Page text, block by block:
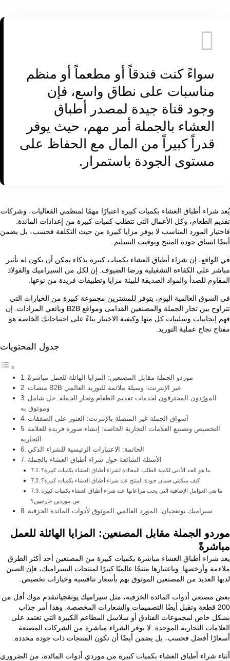
سواءً كنت فندقاً أو مطعماً أو منظم
مناسبات على نطاق واسع، فإن
وجود قناة جيدة لمصدر أطباق
العشاء بالجملة أمر مهم، حيث يوفر
قدراً كبيراً من المال مع الحفاظ على
مستوى الجودة باستمرار.
يُعد شراء أطباق العشاء بكميات كبيرة اعتبارًا مهمًا لمنظمي الفعاليات، وشركات
تقديم الطعام، وكل الأعمال التي تتطلب كميات كبيرة من إعدادات المائدة.
فاختيار المورد المناسب لا يوفر مزايا كبيرة من حيث التكلفة فحسب، بل يضمن
أيضًا اتساق جودة المنتج وتوقيت التسليم.
في الواقع، إن شراء أطباق العشاء بكميات كبيرة بذكاء يمكن أن يكون له تأثير
مباشر على الكفاءة التشغيلية ورضا الضيوف. إن لكل من السيراميك والفولاذ
المقاوم للصدأ والمواد الصديقة للبيئة مزايا وتطبيقات فريدة من نوعها.
في السوق العالمية اليوم، يتوفر للمشترين مجموعة كبيرة من الخيارات التي
تتراوح بين تجار الجملة والمصنعين القدامى ومواقع B2B وبائعي المزادات. إن
فهم إيجابيات وسلبيات كل منها وكيفية الاختيار بناءً على احتياجاتك الخاصة هو
مفتاح نجاح عملية التوريد.
جدول المحتويات
موردو الجملة مقابل المصنعين: المزايا الهائلة للعمل مباشرةً
منصات B2B عبر الإنترنت: وسيلة ملائمة للتوريد العالمي
المورّدون المحترفون لخدمات تقديم الطعام وتجار الجملة: حل شامل
وموثوق به
أسواق الجملة غير المتصلة بالإنترنت: العثور على الصفقات
التخصيص وتصنيع العلامات التجارية الخاصة: إنشاء صورة فريدة للعلامة
التجارية
الخاتمة: الاعتبارات الرئيسية للشراء الذكي
الأسئلة الشائعة حول شراء أطباق العشاء بالجملة
ما هو الحد الأدنى لكمية الطلب المعتادة لشراء أطباق العشاء بكميات كبيرة؟
كيف يمكنني ضمان جودة المنتج عند شراء أطباق العشاء بكميات كبيرة؟
ما هي العوامل الإضافية التي يجب مراعاتها عند شراء أطباق العشاء بكميات كبيرة
من موردين خارجيين؟
سيراميك يونغجيان: المورد العالمي الموثوق لأدوات المائدة الخزفية
موردو الجملة مقابل المصنعين: المزايا الهائلة للعمل
مباشرةً
يعد شراء أطباق العشاء مباشرة بكميات كبيرة من المصنعين أحد أكثر الطرق
ملاءمة وأرخصها. وباعتبارها منتجًا عالميًا كبيرًا لمنتجات السيراميك، فإن الصين
لديها العديد من المصنعين الموثوق بهم بأسعار تنافسية وخيارات تخصيص.
بعض مصنعي أدوات المائدة الخزفية، مثل سيراميك يونغجيانتقدم موك أقل من
200 قطعة وتقبل أيضًا التصميمات والشعارات المخصصة. وهذا أمر جذاب
بشكل خاص لمجموعات الفنادق أو سلاسل المطاعم الكبيرة التي تعتمد على
العلامات التجارية الموحدة. لا يوفر الشراء مباشرة من الشركات المصنعة
أسعارًا أفضل فحسب، بل يضمن أيضًا أن تكون المنتجات ذات جودة محددة.
أثناء شراء أطباق العشاء بكميات كبيرة من موردي أدوات المائدة، من الضروري